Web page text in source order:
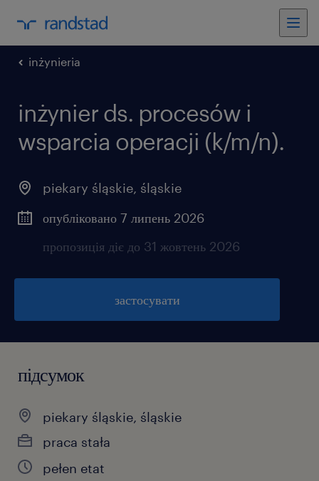
inżynieria
inżynier ds. procesów i
wsparcia operacji (k/m/n).
piekary śląskie, śląskie
опубліковано 7 липень 2026
пропозиція діє до 31 жовтень 2026
застосувати
підсумок
piekary śląskie, śląskie
praca stała
pełen etat